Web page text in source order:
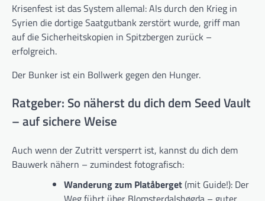
Krisenfest ist das System allemal: Als durch den Krieg in
Syrien die dortige Saatgutbank zerstört wurde, griff man
auf die Sicherheitskopien in Spitzbergen zurück –
erfolgreich.
Der Bunker ist ein Bollwerk gegen den Hunger.
Ratgeber: So näherst du dich dem Seed Vault
– auf sichere Weise
Auch wenn der Zutritt versperrt ist, kannst du dich dem
Bauwerk nähern – zumindest fotografisch:
Wanderung zum Platåberget(mit Guide!): Der